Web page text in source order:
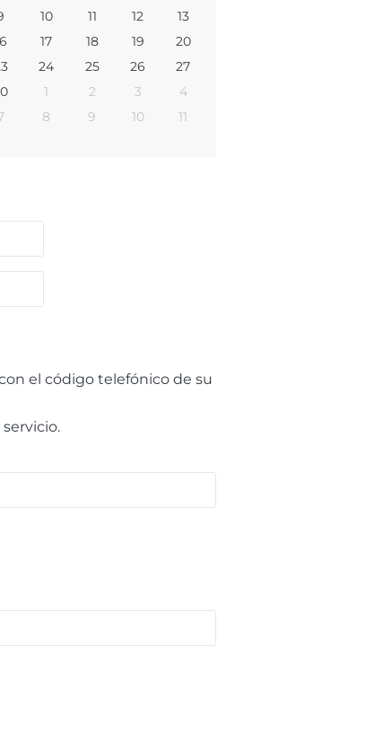
10 11 12
13
17 18 19
20
24 25 26
27
1 2 3
4
8 9 10 11
el código telefónico de su